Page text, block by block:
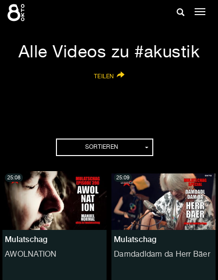
Zum
Inhalt
Suche
Alle Videos zu #akustik
TEILEN
SORTIEREN
Mulatschag
AWOLNATION
25:08
Mulatschag
Damdadldam da Herr Bäer
25:09